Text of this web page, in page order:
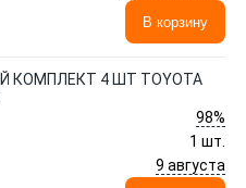
В корзину
КОМПЛЕКТ 4 ШТ TOYOTA
98%
1 шт.
9 августа